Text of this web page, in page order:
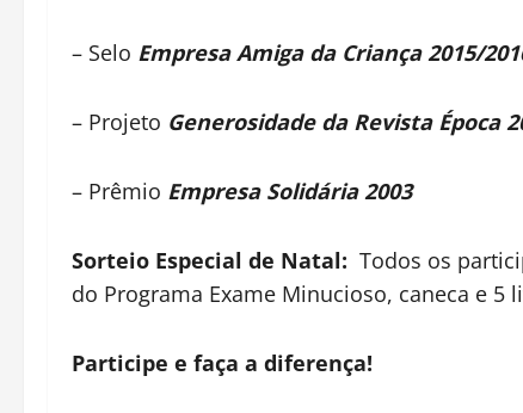
– Selo Empresa Amiga da Criança 2015/
– Projeto Generosidade da Revista Época
– Prêmio Empresa Solidária 2003
Sorteio Especial de Natal: Todos os
do Programa Exame Minucioso, caneca e
Participe e faça a diferença!